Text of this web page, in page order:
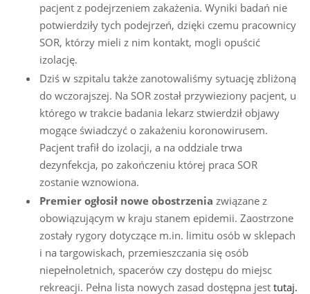
pacjent z podejrzeniem zakażenia. Wyniki badań nie
potwierdziły tych podejrzeń, dzięki czemu pracownicy
SOR, którzy mieli z nim kontakt, mogli opuścić
izolację.
Dziś w szpitalu także zanotowaliśmy sytuację zbliżoną
do wczorajszej. Na SOR został przywieziony pacjent, u
którego w trakcie badania lekarz stwierdził objawy
mogące świadczyć o zakażeniu koronowirusem.
Pacjent trafił do izolacji, a na oddziale trwa
dezynfekcja, po zakończeniu której praca SOR
zostanie wznowiona.
Premier ogłosił nowe obostrzenia związane z
obowiązującym w kraju stanem epidemii. Zaostrzone
zostały rygory dotyczące m.in. limitu osób w sklepach
i na targowiskach, przemieszczania się osób
niepełnoletnich, spacerów czy dostępu do miejsc
rekreacji. Pełna lista nowych zasad dostępna jest tutaj.